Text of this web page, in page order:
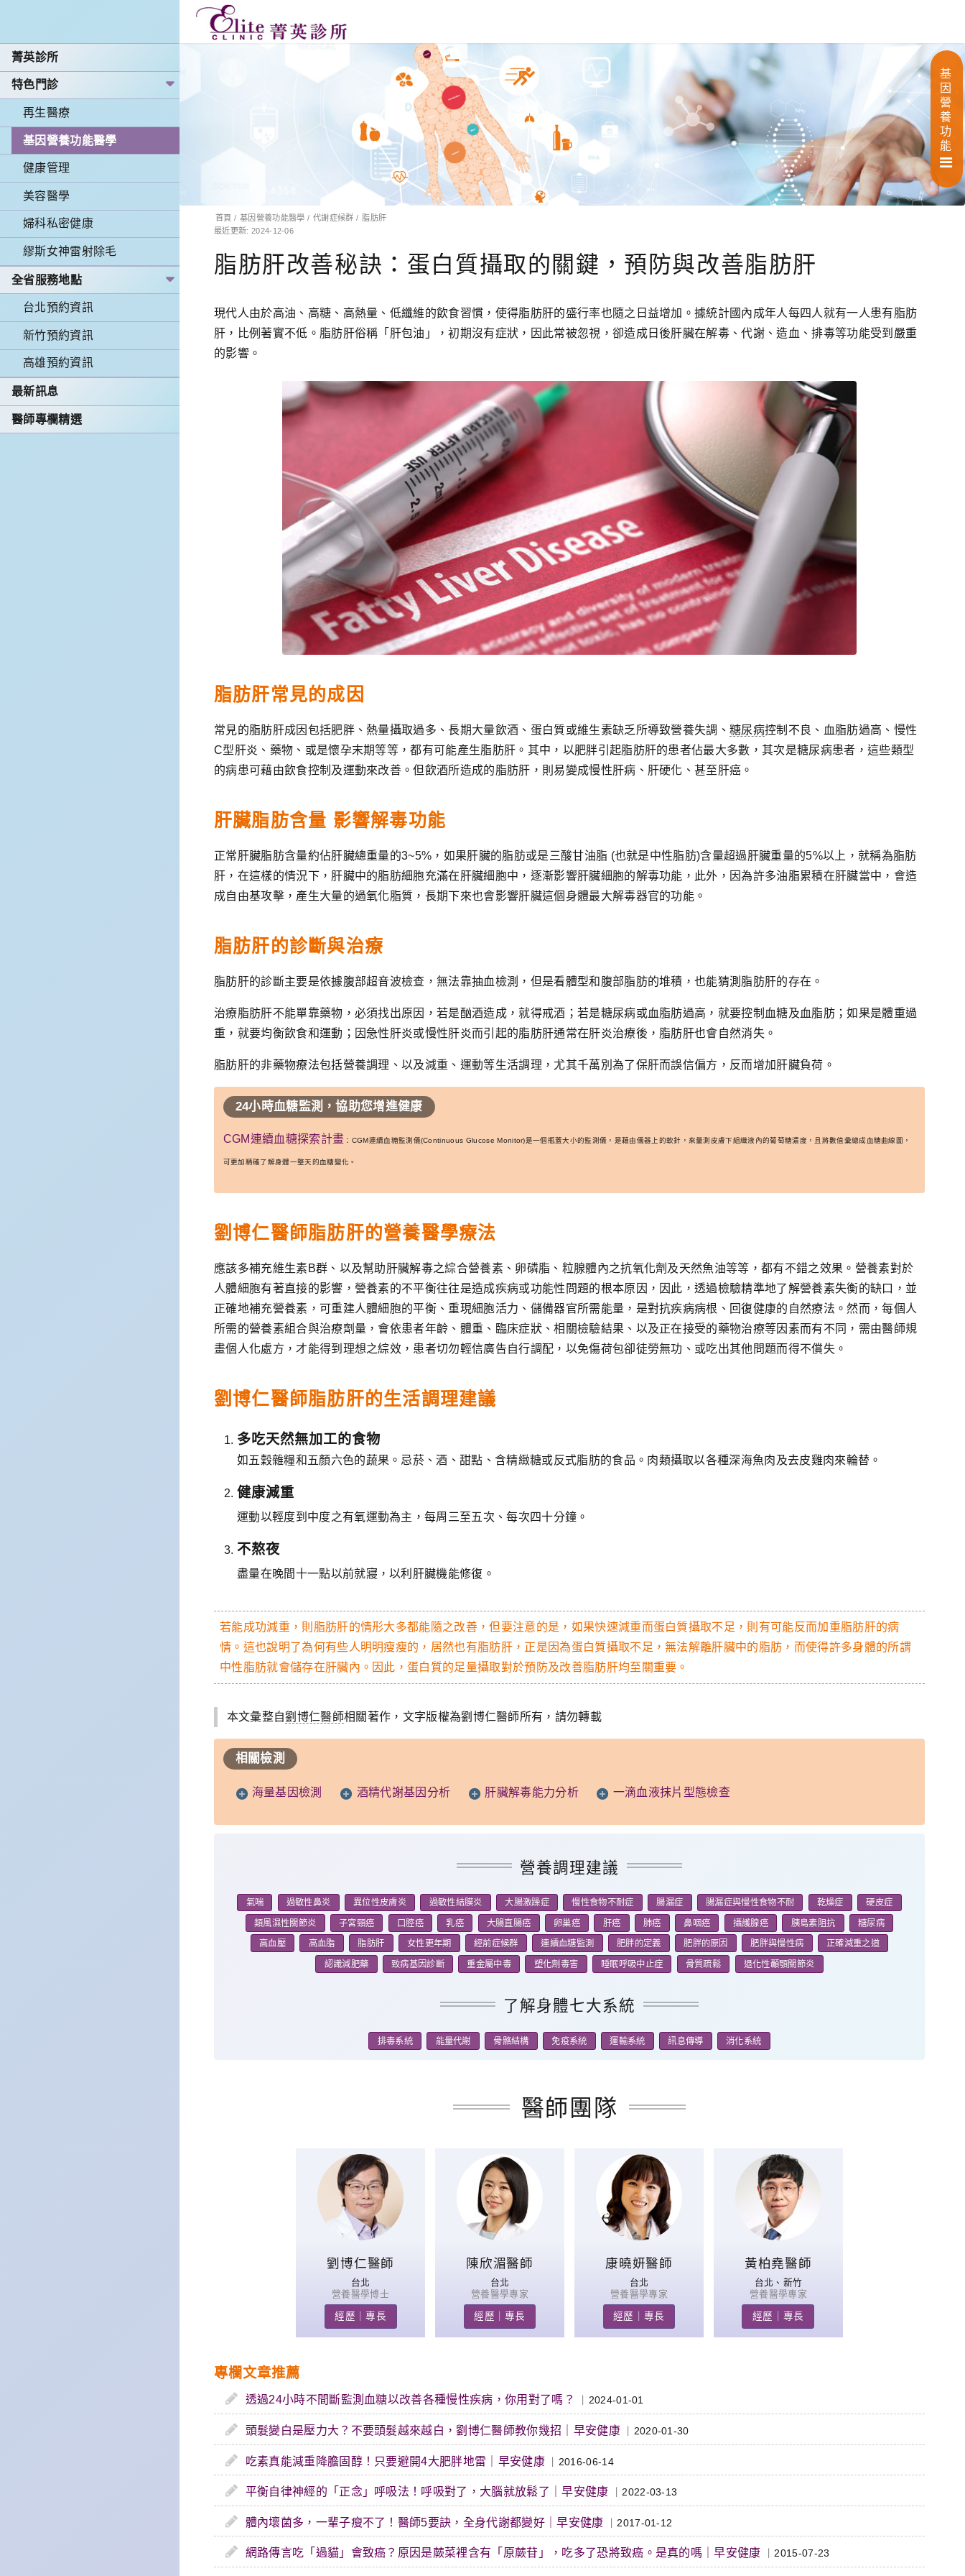
菁英診所
特色門診
再生醫療
基因營養功能醫學
健康管理
美容醫學
婦科私密健康
繆斯女神雷射除毛
全省服務地點
台北預約資訊
新竹預約資訊
高雄預約資訊
最新訊息
醫師專欄精選
基
因
營
養
功
能
首頁 / 基因營養功能醫學 / 代謝症候群 / 脂肪肝
最近更新: 2024-12-06
脂肪肝改善秘訣：蛋白質攝取的關鍵，預防與改善脂肪肝
現代人由於高油、高糖、高熱量、低纖維的飲食習慣，使得脂肪肝的盛行率也隨之日益增加。據統計國內成年人每四人就有一人患有脂肪
肝，比例著實不低。脂肪肝俗稱「肝包油」，初期沒有症狀，因此常被忽視，卻造成日後肝臟在解毒、代謝、造血、排毒等功能受到嚴重
的影響。
脂肪肝常見的成因
常見的脂肪肝成因包括肥胖、熱量攝取過多、長期大量飲酒、蛋白質或維生素缺乏所導致營養失調、糖尿病控制不良、血脂肪過高、慢性
C型肝炎、藥物、或是懷孕末期等等，都有可能產生脂肪肝。其中，以肥胖引起脂肪肝的患者佔最大多數，其次是糖尿病患者，這些類型
的病患可藉由飲食控制及運動來改善。但飲酒所造成的脂肪肝，則易變成慢性肝病、肝硬化、甚至肝癌。
肝臟脂肪含量 影響解毒功能
正常肝臟脂肪含量約佔肝臟總重量的3~5%，如果肝臟的脂肪或是三酸甘油脂 (也就是中性脂肪)含量超過肝臟重量的5%以上，就稱為脂肪
肝，在這樣的情況下，肝臟中的脂肪細胞充滿在肝臟細胞中，逐漸影響肝臟細胞的解毒功能，此外，因為許多油脂累積在肝臟當中，會造
成自由基攻擊，產生大量的過氧化脂質，長期下來也會影響肝臟這個身體最大解毒器官的功能。
脂肪肝的診斷與治療
脂肪肝的診斷主要是依據腹部超音波檢查，無法靠抽血檢測，但是看體型和腹部脂肪的堆積，也能猜測脂肪肝的存在。
治療脂肪肝不能單靠藥物，必須找出原因，若是酗酒造成，就得戒酒；若是糖尿病或血脂肪過高，就要控制血糖及血脂肪；如果是體重過
重，就要均衡飲食和運動；因急性肝炎或慢性肝炎而引起的脂肪肝通常在肝炎治療後，脂肪肝也會自然消失。
脂肪肝的非藥物療法包括營養調理、以及減重、運動等生活調理，尤其千萬別為了保肝而誤信偏方，反而增加肝臟負荷。
24小時血糖監測，協助您增進健康
CGM連續血糖探索計畫 ：CGM連續血糖監測儀(Continuous Glucose Monitor)是一個瓶蓋大小的監測儀，是藉由儀器上的軟針，來量測皮膚下組織液內的葡萄糖濃度，且將數值彙總成血糖曲線圖，
可更加精確了解身體一整天的血糖變化。
劉博仁醫師脂肪肝的營養醫學療法
應該多補充維生素B群、以及幫助肝臟解毒之綜合營養素、卵磷脂、粒腺體內之抗氧化劑及天然魚油等等，都有不錯之效果。營養素對於
人體細胞有著直接的影響，營養素的不平衡往往是造成疾病或功能性問題的根本原因，因此，透過檢驗精準地了解營養素失衡的缺口，並
正確地補充營養素，可重建人體細胞的平衡、重現細胞活力、儲備器官所需能量，是對抗疾病病根、回復健康的自然療法。然而，每個人
所需的營養素組合與治療劑量，會依患者年齡、體重、臨床症狀、相關檢驗結果、以及正在接受的藥物治療等因素而有不同，需由醫師規
畫個人化處方，才能得到理想之綜效，患者切勿輕信廣告自行調配，以免傷荷包卻徒勞無功、或吃出其他問題而得不償失。
劉博仁醫師脂肪肝的生活調理建議
多吃天然無加工的食物
如五穀雜糧和五顏六色的蔬果。忌菸、酒、甜點、含精緻糖或反式脂肪的食品。肉類攝取以各種深海魚肉及去皮雞肉來輪替。
健康減重
運動以輕度到中度之有氧運動為主，每周三至五次、每次四十分鐘。
不熬夜
盡量在晚間十一點以前就寢，以利肝臟機能修復。
若能成功減重，則脂肪肝的情形大多都能隨之改善，但要注意的是，如果快速減重而蛋白質攝取不足，則有可能反而加重脂肪肝的病
情。這也說明了為何有些人明明瘦瘦的，居然也有脂肪肝，正是因為蛋白質攝取不足，無法解離肝臟中的脂肪，而使得許多身體的所謂
中性脂肪就會儲存在肝臟內。因此，蛋白質的足量攝取對於預防及改善脂肪肝均至關重要。
本文彙整自劉博仁醫師相關著作，文字版權為劉博仁醫師所有，請勿轉載
相關檢測
海量基因檢測 酒精代謝基因分析 肝臟解毒能力分析 一滴血液抹片型態檢查
營養調理建議
氣喘 過敏性鼻炎 異位性皮膚炎 過敏性結膜炎 大腸激躁症 慢性食物不耐症 腸漏症 腸漏症與慢性食物不耐 乾燥症 硬皮症
類風濕性關節炎 子宮頸癌 口腔癌 乳癌 大腸直腸癌 卵巢癌 肝癌 肺癌 鼻咽癌 攝護腺癌 胰島素阻抗 糖尿病
高血壓 高血脂 脂肪肝 女性更年期 經前症候群 連續血糖監測 肥胖的定義 肥胖的原因 肥胖與慢性病 正確減重之道
認識減肥藥 致病基因診斷 重金屬中毒 塑化劑毒害 睡眠呼吸中止症 骨質疏鬆 退化性顳顎關節炎
了解身體七大系統
排毒系統 能量代謝 骨骼結構 免疫系統 運輸系統 訊息傳導 消化系統
醫師團隊
劉博仁醫師
台北
營養醫學博士
經歷｜專長
陳欣湄醫師
台北
營養醫學專家
經歷｜專長
康曉妍醫師
台北
營養醫學專家
經歷｜專長
黃柏堯醫師
台北、新竹
營養醫學專家
經歷｜專長
專欄文章推薦
透過24小時不間斷監測血糖以改善各種慢性疾病，你用對了嗎？ ｜2024-01-01
頭髮變白是壓力大？不要頭髮越來越白，劉博仁醫師教你幾招｜早安健康 ｜2020-01-30
吃素真能減重降膽固醇！只要避開4大肥胖地雷｜早安健康 ｜2016-06-14
平衡自律神經的「正念」呼吸法！呼吸對了，大腦就放鬆了｜早安健康 ｜2022-03-13
體內壞菌多，一輩子瘦不了！醫師5要訣，全身代謝都變好｜早安健康 ｜2017-01-12
網路傳言吃「過貓」會致癌？原因是蕨菜裡含有「原蕨苷」，吃多了恐將致癌。是真的嗎｜早安健康 ｜2015-07-23